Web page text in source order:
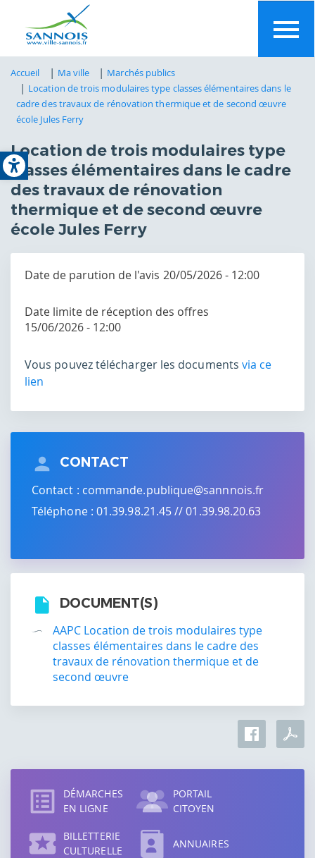
Open toolbar
Accueil Ma ville
Marchés publics
Location de trois modulaires type classes élémentaires dans le
cadre des travaux de rénovation thermique et de second œuvre
école Jules Ferry
Location de trois modulaires type
classes élémentaires dans le cadre
des travaux de rénovation
thermique et de second œuvre
école Jules Ferry
Date de parution de l'avis 20/05/2026 - 12:00
Date limite de réception des offres
15/06/2026 - 12:00
Vous pouvez télécharger les documentsvia ce
lien
CONTACT
Contact : commande.publique@sannnois.fr
Téléphone : 01.39.98.21.45 // 01.39.98.20.63
DOCUMENT(S)
AAPC Location de trois modulaires type
classes élémentaires dans le cadre des
travaux de rénovation thermique et de
second œuvre
direct
DÉMARCHES
EN LIGNE
PORTAIL
CITOYEN
BILLETTERIE
CULTURELLE
ANNUAIRES